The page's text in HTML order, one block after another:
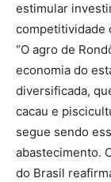
estimular
competitividade
“O agro de
economia do
diversificada,
cacau e
segue sendo
abastecimento.
do Brasil